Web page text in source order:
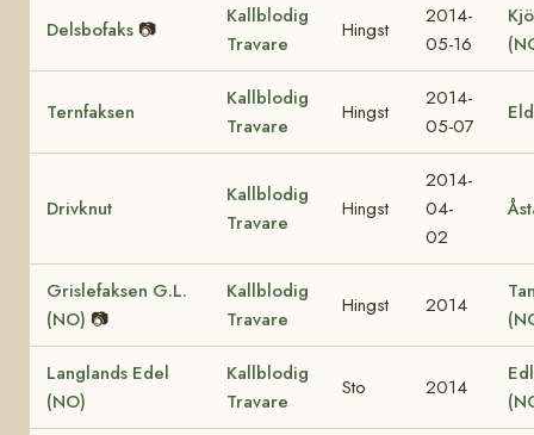
Delsbofaks 📷
Kallblodig
Travare
Hingst
2014-
05-16
Ternfaksen
Kallblodig
Travare
Hingst
2014-
05-07
Drivknut
Kallblodig
Travare
Hingst
2014-
04-
02
Grislefaksen G.L.
(NO) 📷
Kallblodig
Travare
Hingst 2014
Langlands Edel
(NO)
Kallblodig
Travare
Sto 2014